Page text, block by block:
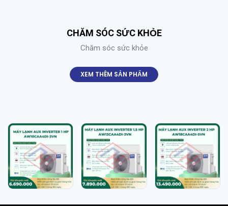
CHĂM SÓC SỨC KHỎE
Chăm sóc sức khỏe
XEM THÊM SẢN PHẨM